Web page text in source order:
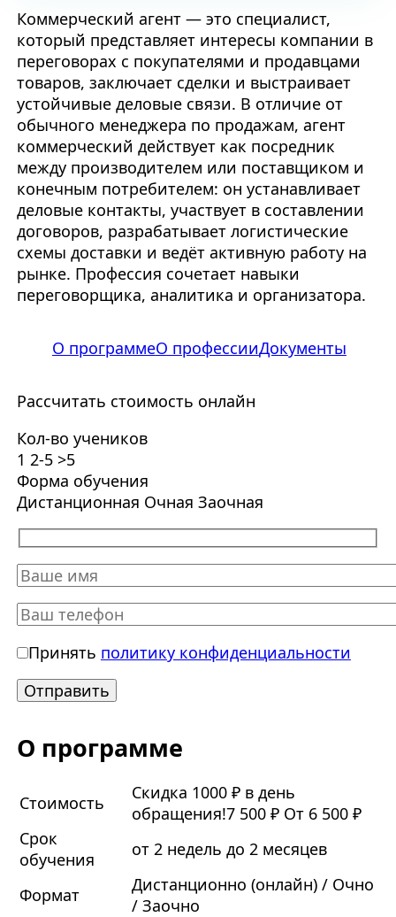
Коммерческий агент — это специалист,
который представляет интересы компании в
переговорах с покупателями и продавцами
товаров, заключает сделки и выстраивает
устойчивые деловые связи. В отличие от
обычного менеджера по продажам, агент
коммерческий действует как посредник
между производителем или поставщиком и
конечным потребителем: он устанавливает
деловые контакты, участвует в составлении
договоров, разрабатывает логистические
схемы доставки и ведёт активную работу на
рынке. Профессия сочетает навыки
переговорщика, аналитика и организатора.
О программеО профессииДокументы
Рассчитать стоимость онлайн
Кол-во учеников
1 2-5 >5
Форма обучения
Дистанционная Очная Заочная
Принять политику конфиденциальности
О программе
Стоимость
Скидка 1000 ₽ в день
обращения!7 500 ₽ От 6 500 ₽
Срок
обучения
от 2 недель до 2 месяцев
Формат
Дистанционно (онлайн) / Очно
/ Заочно